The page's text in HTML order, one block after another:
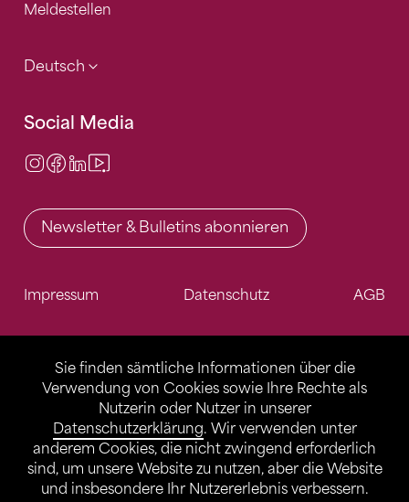
Sie finden sämtliche Informationen über die
Verwendung von Cookies sowie Ihre Rechte als
Nutzerin oder Nutzer in unserer
Datenschutzerklärung. Wir verwenden unter
anderem Cookies, die nicht zwingend erforderlich
sind, um unsere Website zu nutzen, aber die Website
und insbesondere Ihr Nutzererlebnis verbessern.
Meldestellen
Deutsch
Social Media
Instagram
Facebook
LinkedIn
Newsletter & Bulletins abonnieren
Impressum Datenschutz AGB